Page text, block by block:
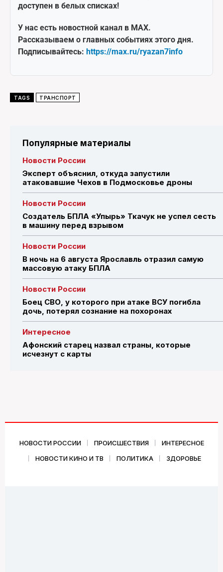
доступен в белых списках!
У нас есть новостной канал в MAX.
Рассказываем о главных событиях этого дня.
Подписывайтесь: https://max.ru/ryazan7info
TAGS ТРАНСПОРТ
Популярные материалы
Новости России
Эксперт объяснил, откуда запустили
атаковавшие Чехов в Подмосковье дроны
Новости России
Создатель БПЛА «Упырь» Ткачук не успел сесть
в машину перед взрывом
Новости России
В ночь на 6 августа Ярославль отразил самую
массовую атаку БПЛА
Новости России
Боец СВО, у которого при атаке ВСУ погибла
дочь, потерял сознание на похоронах
Интересное
Афонский старец назвал страны, которые
исчезнут с карты
НОВОСТИ РОССИИ ПРОИСШЕСТВИЯ
ИНТЕРЕСНОЕ
НОВОСТИ КИНО И ТВ
ПОЛИТИКА ЗДОРОВЬЕ